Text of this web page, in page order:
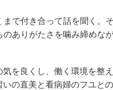
で付き合って話を聞く。
ありがたさを噛み締めな
を良くし、働く環境を整え
の直美と看病婦のフユと